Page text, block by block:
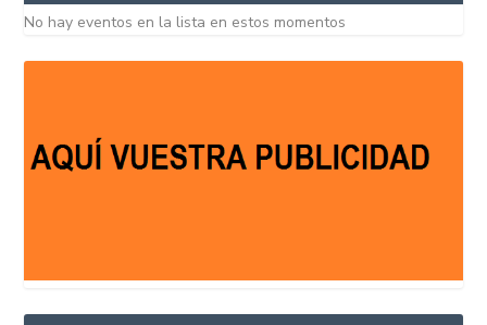
No hay eventos en la lista en estos momentos